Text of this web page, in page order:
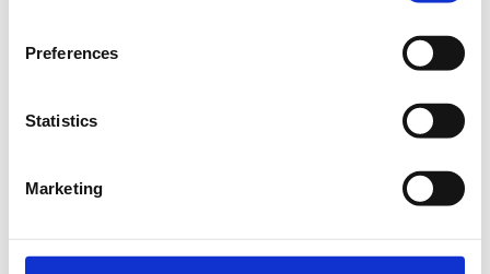
Preferences
Statistics
Marketing
Διάρκεια προγράμματος: 2 ώρες.
συμμετοχή για το κοινό είναι
δωρεάν.